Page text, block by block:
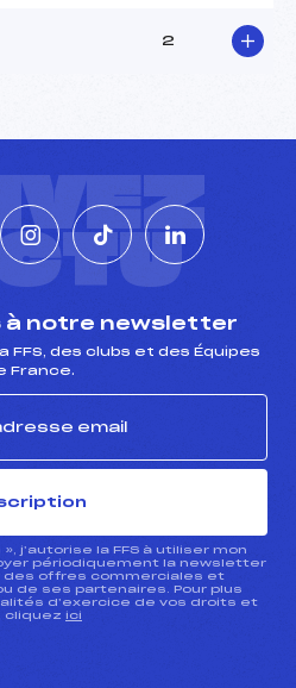
2
à notre newsletter
FFS, des clubs et des Équipes
France.
j’autorise la FFS à utiliser mon
périodiquement la newsletter
des offres commerciales et
de ses partenaires. Pour plus
d’exercice de vos droits et
cliquez ici